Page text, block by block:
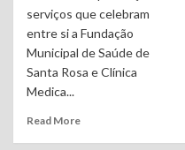
serviços que celebram
entre si a Fundação
Municipal de Saúde de
Santa Rosa e Clínica
Medica...
Read More